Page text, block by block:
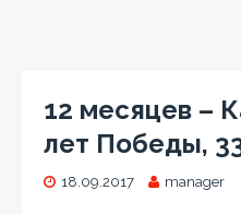
12 месяцев –
лет Победы,
18.09.2017 manager